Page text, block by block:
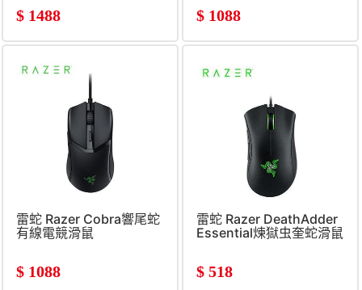
$ 1488 $ 1088
雷蛇 Razer Cobra響尾蛇
有線電競滑鼠
$ 1088
雷蛇 Razer DeathAdder
Essential煉獄虫奎蛇滑鼠
$ 518